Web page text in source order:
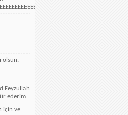
olsun.
Feyzullah
ederim
için ve